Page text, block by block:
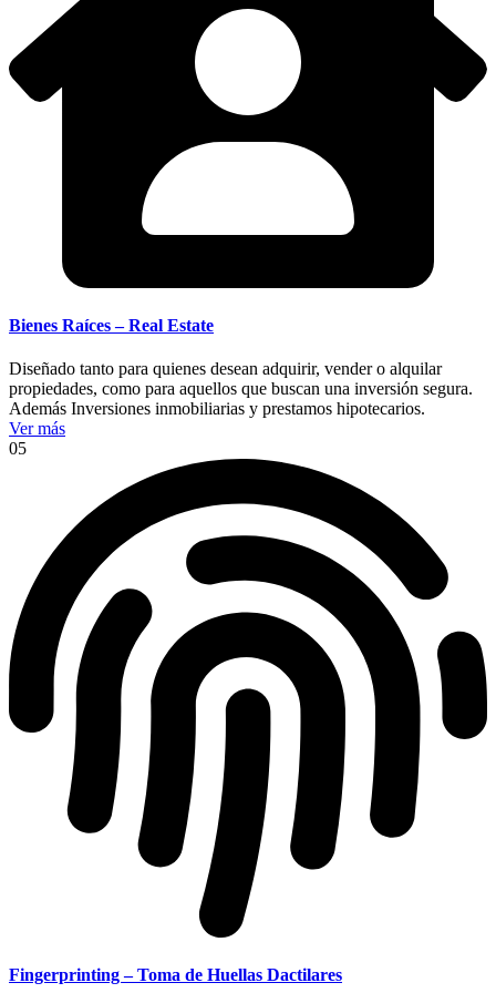
Bienes Raíces – Real Estate
Diseñado tanto para quienes desean adquirir, vender o alquilar
propiedades, como para aquellos que buscan una inversión segura.
Además Inversiones inmobiliarias y prestamos hipotecarios.
Ver más
05
Fingerprinting – Toma de Huellas Dactilares